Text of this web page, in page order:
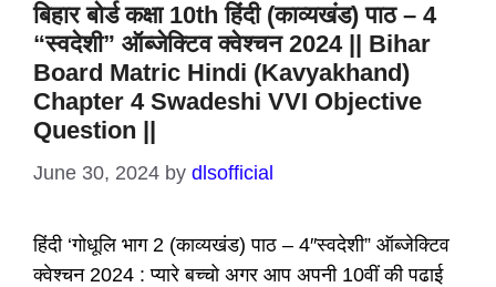
बिहार बोर्ड कक्षा 10th हिंदी (काव्यखंड) पाठ – 4
“स्वदेशी” ऑब्जेक्टिव क्वेश्चन 2024 || Bihar
Board Matric Hindi (Kavyakhand)
Chapter 4 Swadeshi VVI Objective
Question ||
June 30, 2024 by dlsofficial
हिंदी ‘गोधूलि भाग 2 (काव्यखंड) पाठ – 4″स्वदेशी” ऑब्जेक्टिव
क्वेश्चन 2024 : प्यारे बच्चो अगर आप अपनी 10वीं की पढाई